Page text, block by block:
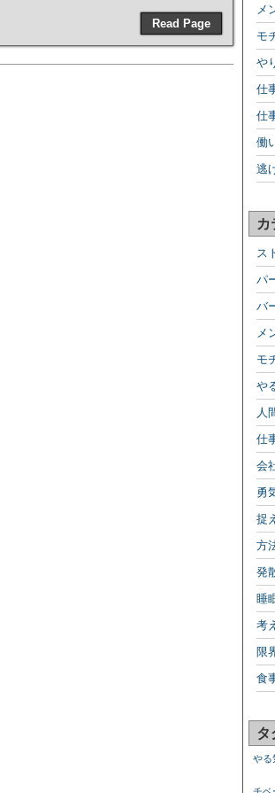
Read Page
メ
モ
や
仕
仕
働
逃
カ
ス
パ
バ
メ
モ
や
人
仕
会
勇
捉
方
発
睡
考
限
食
タ
やる